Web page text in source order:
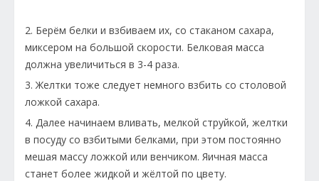
2. Берём белки и взбиваем их, со стаканом сахара,
миксером на большой скорости. Белковая масса
должна увеличиться в 3-4 раза.
3. Желтки тоже следует немного взбить со столовой
ложкой сахара.
4. Далее начинаем вливать, мелкой струйкой, желтки
в посуду со взбитыми белками, при этом постоянно
мешая массу ложкой или венчиком. Яичная масса
станет более жидкой и жёлтой по цвету.